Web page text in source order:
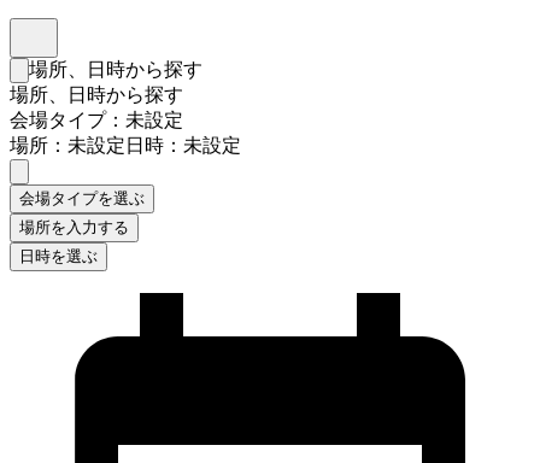
検索フォームを閉じる
場所、日時から探す
場所、日時から探す
会場タイプ：未設定
場所：未設定日時：未設定
会場タイプを選ぶ
場所を入力する
日時を選ぶ